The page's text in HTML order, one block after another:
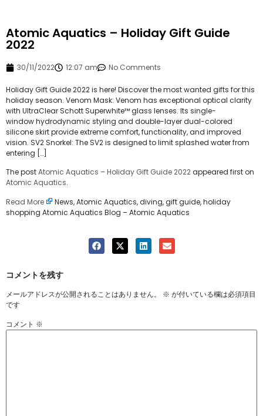
Atomic Aquatics – Holiday Gift Guide
2022
30/11/2022 12:07 am No Comments
Holiday Gift Guide 2022 is here! Discover the most wanted gifts for this
holiday season. Venom Mask: Venom has exceptional optical clarity
with UltraClear Schott Superwhite™ glass lenses. Its single-
window hydrodynamic styling and double-layer dual-colored
silicone skirt provide extreme comfort, functionality, and improved
vision. SV2 Snorkel: The SV2 is designed to limit splashed water from
entering […]
The postAtomic Aquatics – Holiday Gift Guide 2022appeared first on
Atomic Aquatics.
Read More
News, Atomic Aquatics, diving, gift guide, holiday
shopping Atomic Aquatics Blog – Atomic Aquatics
コメントを残す
メールアドレスが公開されることはありません。 ※ が付いている欄は必須項目
です
コメント ※